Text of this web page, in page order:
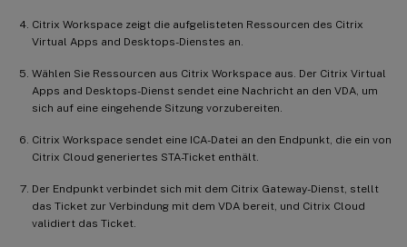
Citrix Workspace zeigt die aufgelisteten Ressourcen des Citrix
Virtual Apps and Desktops-Dienstes an.
Wählen Sie Ressourcen aus Citrix Workspace aus. Der Citrix Virtual
Apps and Desktops-Dienst sendet eine Nachricht an den VDA, um
sich auf eine eingehende Sitzung vorzubereiten.
Citrix Workspace sendet eine ICA-Datei an den Endpunkt, die ein von
Citrix Cloud generiertes STA-Ticket enthält.
Der Endpunkt verbindet sich mit dem Citrix Gateway-Dienst, stellt
das Ticket zur Verbindung mit dem VDA bereit, und Citrix Cloud
validiert das Ticket.